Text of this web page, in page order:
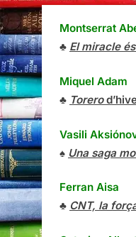
Montserrat
♣ El miracle
Miquel Adam
♣ Torero
Vasili
♠ Una saga
Ferran Aisa
♣ CNT, la